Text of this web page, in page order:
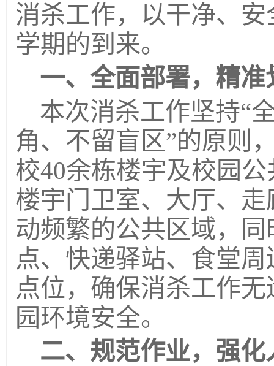
消杀工作，以干净、
学期的到来。
一、全面部署，精
本次消杀工作坚持“
角、不留盲区”的原则
校40余栋楼宇及校园
楼宇门卫室、大厅、
动频繁的公共区域，
点、快递驿站、食堂
点位，确保消杀工作
园环境安全。
二、规范作业，强